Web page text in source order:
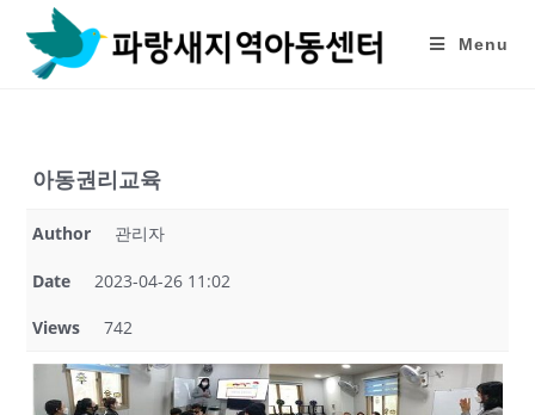
content
Menu
아동권리교육
Author 관리자
Date 2023-04-26 11:02
Views 742